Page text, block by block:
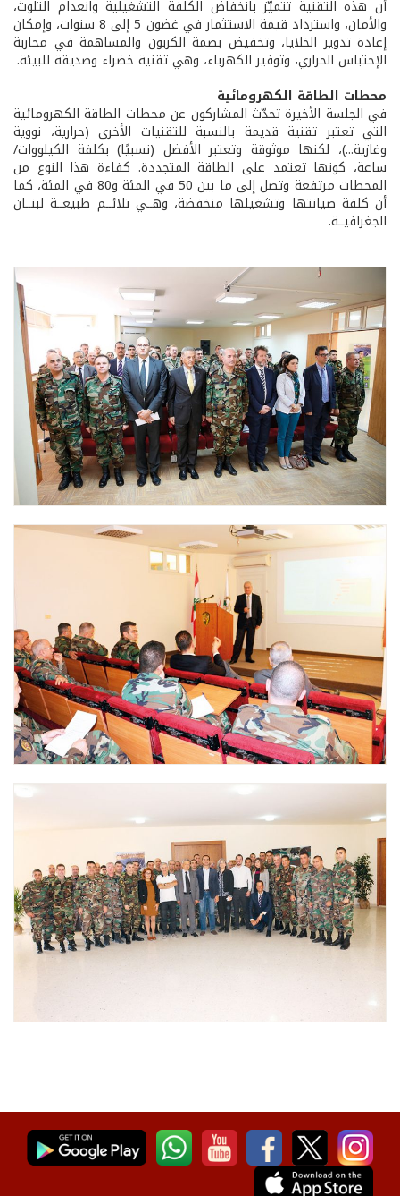
أن هذه التقنية تتميّز بانخفاض الكلفة التشغيلية وانعدام التلوث،
والأمان، واسترداد قيمة الاستثمار في غضون 5 إلى 8 سنوات، وإمكان
إعادة تدوير الخلايا، وتخفيض بصمة الكربون والمساهمة في محاربة
الإحتباس الحراري، وتوفير الكهرباء، وهي تقنية خضراء وصديقة للبيئة.
محطات الطاقة الكهرومائية
في الجلسة الأخيرة تحدّث المشاركون عن محطات الطاقة الكهرومائية
التي تعتبر تقنية قديمة بالنسبة للتقنيات الأخرى (حرارية، نووية
وغازية...)، لكنها موثوقة وتعتبر الأفضل (نسبيًا) بكلفة الكيلووات/
ساعة، كونها تعتمد على الطاقة المتجددة. كفاءة هذا النوع من
المحطات مرتفعة وتصل إلى ما بين 50 في المئة و80 في المئة، كما
أن كلفة صيانتها وتشغيلها منخفضة، وهــي تلائــم طبيعــة لبنــان
الجغرافيــة.